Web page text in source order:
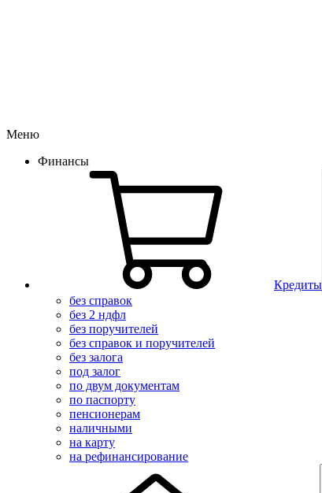
Меню
Финансы
Кредиты
без справок
без 2 ндфл
без поручителей
без справок и поручителей
без залога
под залог
по двум документам
по паспорту
пенсионерам
наличными
на карту
на рефинансирование